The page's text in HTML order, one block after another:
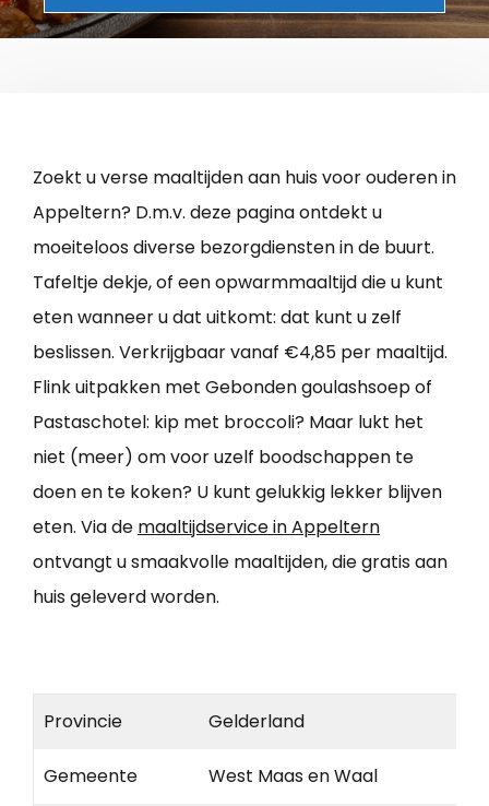
Zoekt u verse maaltijden aan huis voor ouderen in
Appeltern? D.m.v. deze pagina ontdekt u
moeiteloos diverse bezorgdiensten in de buurt.
Tafeltje dekje, of een opwarmmaaltijd die u kunt
eten wanneer u dat uitkomt: dat kunt u zelf
beslissen. Verkrijgbaar vanaf €4,85 per maaltijd.
Flink uitpakken met Gebonden goulashsoep of
Pastaschotel: kip met broccoli? Maar lukt het
niet (meer) om voor uzelf boodschappen te
doen en te koken? U kunt gelukkig lekker blijven
eten. Via de maaltijdservice in Appeltern
ontvangt u smaakvolle maaltijden, die gratis aan
huis geleverd worden.
Provincie Gelderland
Gemeente West Maas en Waal